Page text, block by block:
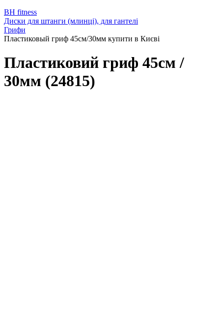
BH fitness
Диски для штанги (млинці), для гантелі
Грифи
Пластиковый гриф 45см/30мм купити в Києві
Пластиковий гриф 45см /
30мм (24815)